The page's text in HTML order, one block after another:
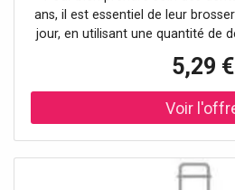
ans, il est essentiel de leur
jour, en utilisant une quantité de
nettoyer
5,29 €